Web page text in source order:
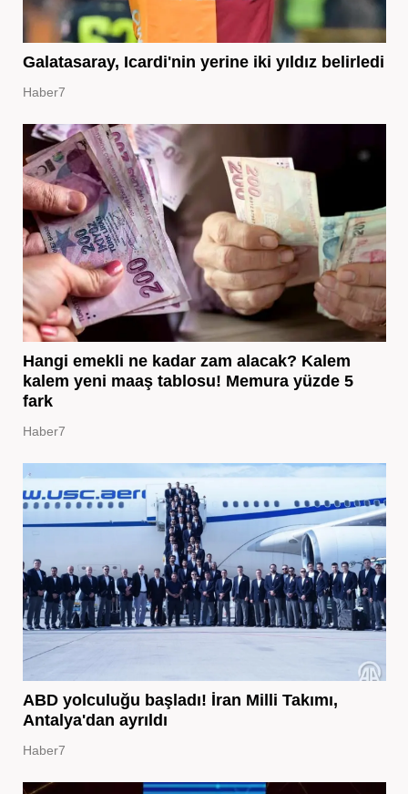
Galatasaray, Icardi'nin yerine iki yıldız belirledi
Haber7
Hangi emekli ne kadar zam alacak? Kalem
kalem yeni maaş tablosu! Memura yüzde 5
fark
Haber7
ABD yolculuğu başladı! İran Milli Takımı,
Antalya'dan ayrıldı
Haber7